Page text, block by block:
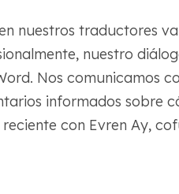
nuestros traductores
nuestro
Nos comunicamos
informados sobre
reciente con Evren Ay,